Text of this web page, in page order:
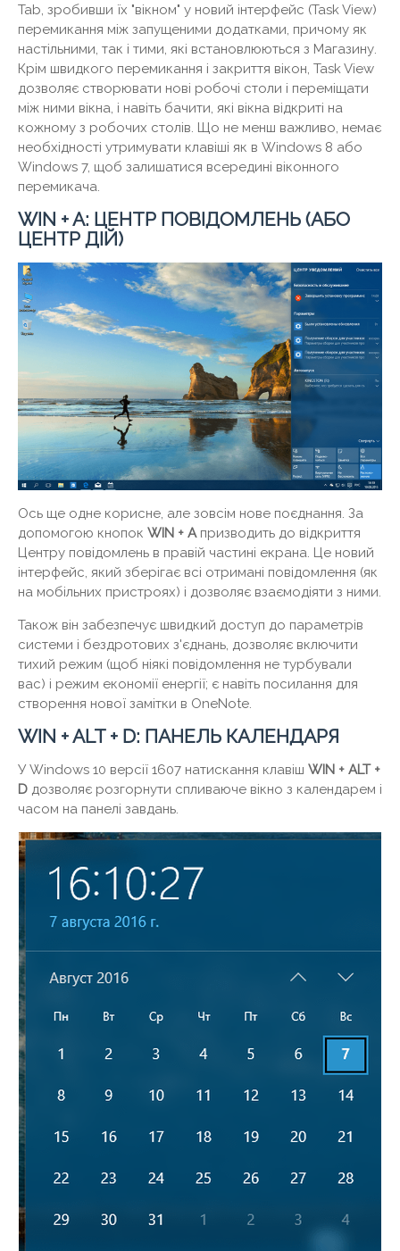
Tab, зробивши їх "вікном" у новий інтерфейс (Task View)
перемикання між запущеними додатками, причому як
настільними, так і тими, які встановлюються з Магазину.
Крім швидкого перемикання і закриття вікон, Task View
дозволяє створювати нові робочі столи і переміщати
між ними вікна, і навіть бачити, які вікна відкриті на
кожному з робочих столів. Що не менш важливо, немає
необхідності утримувати клавіші як в Windows 8 або
Windows 7, щоб залишатися всередині віконного
перемикача.
WIN + A: ЦЕНТР ПОВІДОМЛЕНЬ (АБО
ЦЕНТР ДІЙ)
Ось ще одне корисне, але зовсім нове поєднання. За
допомогою кнопок WIN + A призводить до відкриття
Центру повідомлень в правій частині екрана. Це новий
інтерфейс, який зберігає всі отримані повідомлення (як
на мобільних пристроях) і дозволяє взаємодіяти з ними.
Також він забезпечує швидкий доступ до параметрів
системи і бездротових з'єднань, дозволяє включити
тихий режим (щоб ніякі повідомлення не турбували
вас) і режим економії енергії; є навіть посилання для
створення нової замітки в OneNote.
WIN + ALT + D: ПАНЕЛЬ КАЛЕНДАРЯ
У Windows 10 версії 1607 натискання клавіш WIN + ALT +
D дозволяє розгорнути спливаюче вікно з календарем і
часом на панелі завдань.